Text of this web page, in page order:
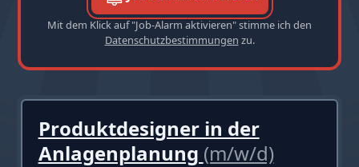
Mit dem Klick auf "Job-Alarm aktivieren" stimme ich den
Datenschutzbestimmungen zu.
Produktdesigner in der
Anlagenplanung (m/w/d)